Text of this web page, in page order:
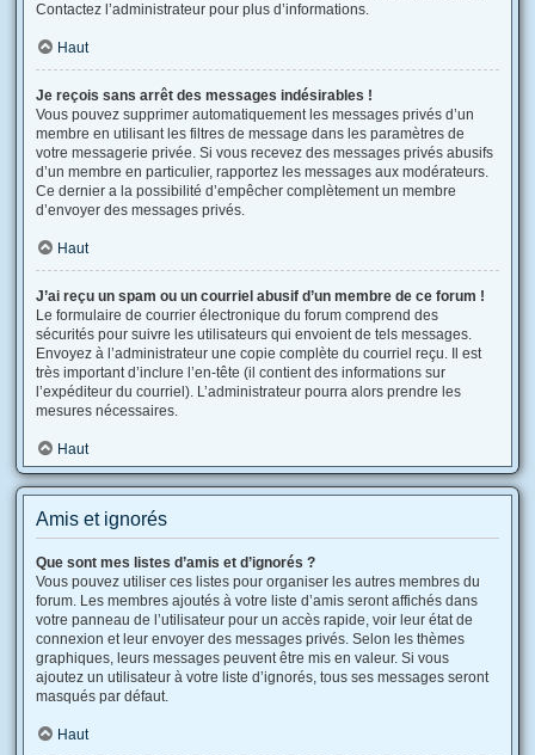
Contactez l’administrateur pour plus d’informations.
Haut
Je reçois sans arrêt des messages indésirables !
Vous pouvez supprimer automatiquement les messages privés d’un
membre en utilisant les filtres de message dans les paramètres de
votre messagerie privée. Si vous recevez des messages privés abusifs
d’un membre en particulier, rapportez les messages aux modérateurs.
Ce dernier a la possibilité d’empêcher complètement un membre
d’envoyer des messages privés.
Haut
J’ai reçu un spam ou un courriel abusif d’un membre de ce forum !
Le formulaire de courrier électronique du forum comprend des
sécurités pour suivre les utilisateurs qui envoient de tels messages.
Envoyez à l’administrateur une copie complète du courriel reçu. Il est
très important d’inclure l’en-tête (il contient des informations sur
l’expéditeur du courriel). L’administrateur pourra alors prendre les
mesures nécessaires.
Haut
Amis et ignorés
Que sont mes listes d’amis et d’ignorés ?
Vous pouvez utiliser ces listes pour organiser les autres membres du
forum. Les membres ajoutés à votre liste d’amis seront affichés dans
votre panneau de l’utilisateur pour un accès rapide, voir leur état de
connexion et leur envoyer des messages privés. Selon les thèmes
graphiques, leurs messages peuvent être mis en valeur. Si vous
ajoutez un utilisateur à votre liste d’ignorés, tous ses messages seront
masqués par défaut.
Haut